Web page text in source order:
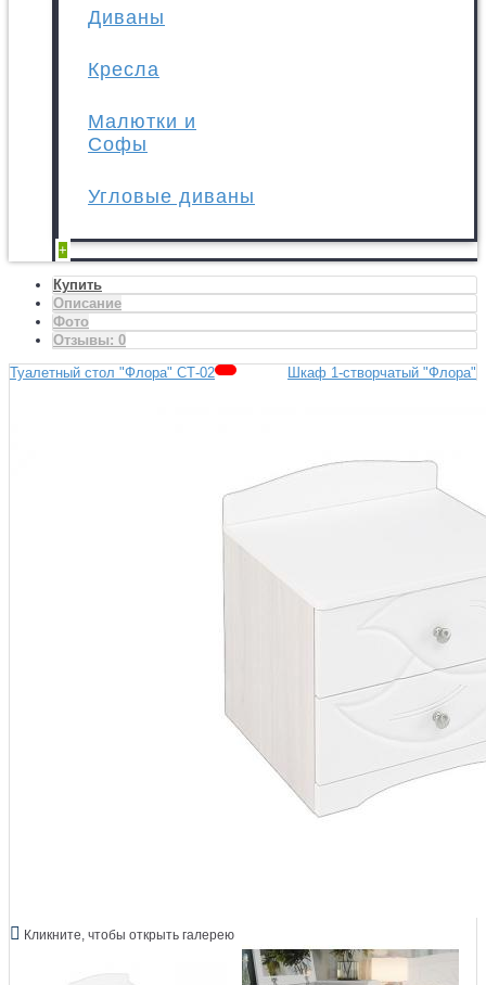
Диваны
Кресла
Малютки и
Софы
Угловые диваны
+
Купить
Описание
Фото
Отзывы: 0
Туалетный стол "Флора" СТ-02
Шкаф 1-створчатый "Флора"
Кликните, чтобы открыть галерею